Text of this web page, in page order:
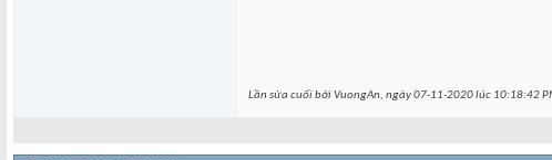
Lần sửa cuối bởi VuongAn, ngày 07-11-2020 lúc 10:18:42